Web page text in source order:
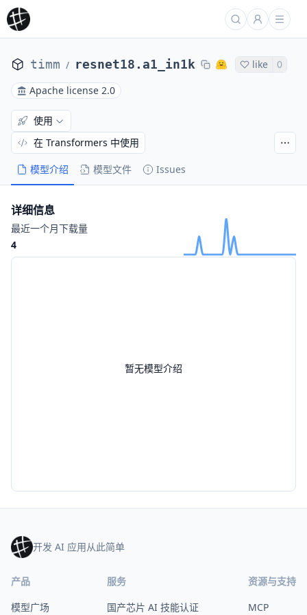
timm / resnet18.a1_in1k like
0
Apache license 2.0
模型介绍 模型文件 Issues
使用
在 Transformers 中使用
暂无模型介绍
详细信息
最近一个月下载量
4
开发 AI 应用从此简单
产品
模型广场
服务
国产芯片 AI 技能认证
资源与支持
MCP